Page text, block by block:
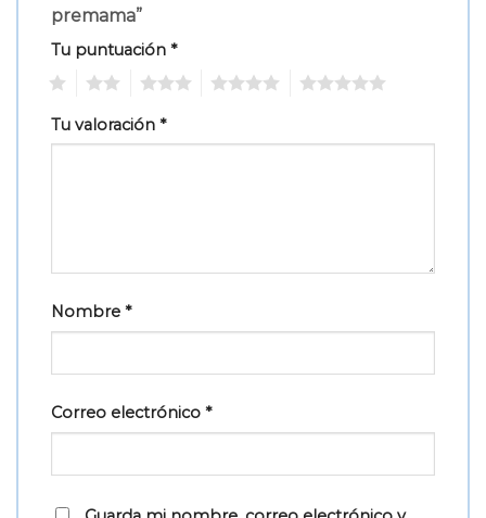
premama”
Tu puntuación *
Tu valoración *
Nombre *
Correo electrónico *